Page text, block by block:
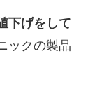
下げをして
ックの製品